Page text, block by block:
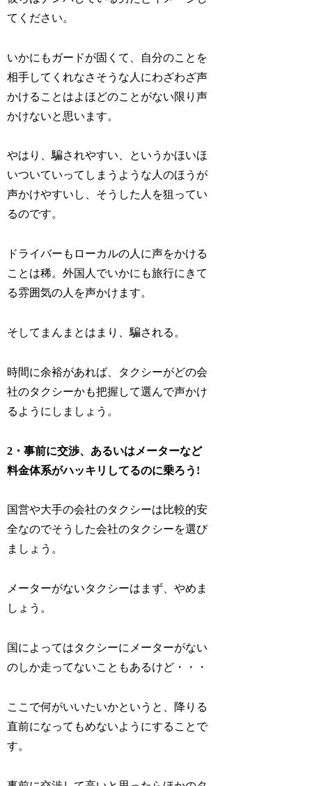
てください。
いかにもガードが固くて、自分のことを
相手してくれなさそうな人にわざわざ声
かけることはよほどのことがない限り声
かけないと思います。
やはり、騙されやすい、というかほいほ
いついていってしまうような人のほうが
声かけやすいし、そうした人を狙ってい
るのです。
ドライバーもローカルの人に声をかける
ことは稀。外国人でいかにも旅行にきて
る雰囲気の人を声かけます。
そしてまんまとはまり、騙される。
時間に余裕があれば、タクシーがどの会
社のタクシーかも把握して選んで声かけ
るようにしましょう。
2・事前に交渉、あるいはメーターなど
料金体系がハッキリしてるのに乗ろう!
国営や大手の会社のタクシーは比較的安
全なのでそうした会社のタクシーを選び
ましょう。
メーターがないタクシーはまず、やめま
しょう。
国によってはタクシーにメーターがない
のしか走ってないこともあるけど・・・
ここで何がいいたいかというと、降りる
直前になってもめないようにすることで
す。